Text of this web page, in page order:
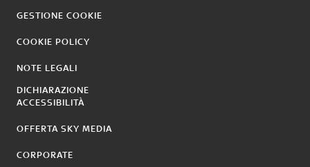
GESTIONE COOKIE
COOKIE POLICY
NOTE LEGALI
DICHIARAZIONE
ACCESSIBILITÀ
OFFERTA SKY MEDIA
CORPORATE